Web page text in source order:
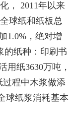
， 2011年以来
球纸和纸板总
1.0%，绝对增
的纸种：印刷书
用纸3630万吨，
过程中木浆做添
球纸浆消耗基本